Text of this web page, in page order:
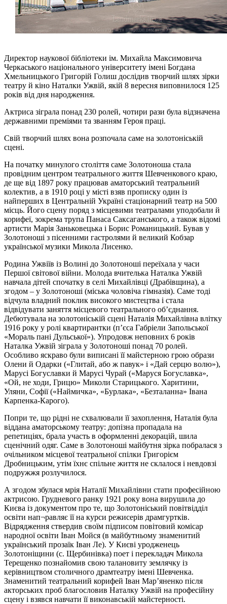
Директор наукової бібліотеки ім. Михайла Максимовича
Черкаського національного університету імені Богдана
Хмельницького Григорій Голиш дослідив творчий шлях зірки
театру й кіно Наталки Ужвій, якій 8 вересня виповнилося 125
років від дня народження.
Актриса зіграла понад 230 ролей, чотири рази була відзначена
державними преміями та званням Героя праці.
Свій творчий шлях вона розпочала саме на золотоніській
сцені.
На початку минулого століття саме Золотоноша стала
провідним центром театрального життя Шевченкового краю,
де ще від 1897 року працював аматорський театральний
колектив, а в 1910 році у місті взяв прописку один із
найперших в Центральній Україні стаціонарний театр на 500
місць. Його сцену поряд з місцевими театралами уподобали й
корифеї, зокрема трупа Панаса Саксаганського, а також відомі
артисти Марія Заньковецька і Борис Романицький. Бував у
Золотоноші з пісенними гастролями й великий Кобзар
української музики Микола Лисенко.
Родина Ужвіїв із Волині до Золотоноші переїхала у часи
Першої світової війни. Молода вчителька Наталка Ужвій
навчала дітей спочатку в селі Михайлівці (Драбівщина), а
згодом – у Золотоноші (міська чоловіча гімназія). Саме тоді
відчула владний поклик високого мистецтва і стала
відвідувати заняття місцевого театрального об’єднання.
Дебютувала на золотоніській сцені Наталія Михайлівна влітку
1916 року у ролі квартирантки (п’єса Габріели Запольської
«Мораль пані Дульської»). Упродовж неповних 6 років
Наталка Ужвій зіграла у Золотоноші понад 70 ролей.
Особливо яскраво були виписані її майстерною грою образи
Олени й Одарки («Глитай, або ж павук» і «Дай серцю волю»),
Марусі Богуславки й Марусі Чурай («Маруся Богуславка»,
«Ой, не ходи, Грицю» Миколи Старицького. Харитини,
Уляни, Софії («Наймичка», «Бурлака», «Безталанна» Івана
Карпенка-Карого).
Попри те, що рідні не схвалювали її захоплення, Наталія була
віддана аматорському театру: допізна пропадала на
репетиціях, брала участь в оформленні декорацій, шила
сценічний одяг. Саме в Золотоноші майбутня зірка побралася з
очільником місцевої театральної спілки Григорієм
Дробницьким, утім їхнє спільне життя не склалося і невдовзі
подружжя розлучилося.
А згодом збулася мрія Наталії Михайлівни стати професійною
актрисою. Грудневого ранку 1921 року вона вирушила до
Києва із документом про те, що Золотоніський повітвідділ
освіти нап¬равляє її на курси режисерів драмгуртків.
Відрядження ствердив своїм підписом повітовий комісар
народної освіти Іван Мойся (в майбутньому знаменитий
український прозаїк Іван Ле). У Києві уродженець
Золотоніщини (с. Щербинівка) поет і перекладач Микола
Терещенко познайомив свою талановиту землячку із
керівництвом столичного драмтеатру імені Шевченка.
Знаменитий театральний корифей Іван Мар’яненко після
акторських проб благословив Наталку Ужвій на професійну
сцену і взявся навчати її виконавській майстерності.